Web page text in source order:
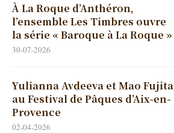
À La Roque d’Anthéron,
l’ensemble Les Timbres ouvre
la série « Baroque à La Roque »
30-07-2026
Yulianna Avdeeva et Mao Fujita
au Festival de Pâques d’Aix-en-
Provence
02-04-2026